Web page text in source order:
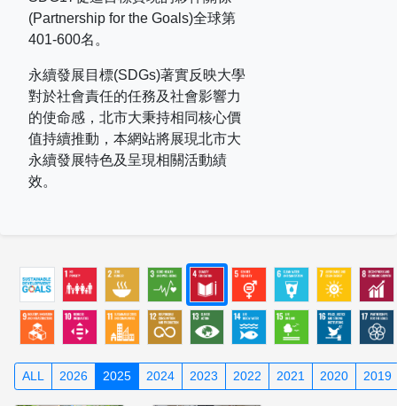
(Partnership for the Goals)全球第
401-600名。
永續發展目標(SDGs)著實反映大學
對於社會責任的任務及社會影響力
的使命感，北市大秉持相同核心價
值持續推動，本網站將展現北市大
永續發展特色及呈現相關活動績
效。
ALL 2026 2025 2024 2023 2022 2021 2020 2019